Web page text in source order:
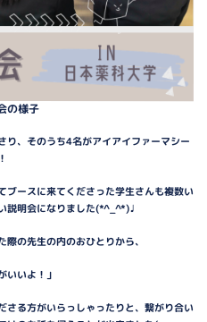
の様子
り、そのうち4名がアイアイファーマシー
ブースに来てくださった学生さんも複数い
説明会になりました(*^_^*)♩
の先生の内のおひとりから、
いいよ！」
さる方がいらっしゃったりと、繋がり合い